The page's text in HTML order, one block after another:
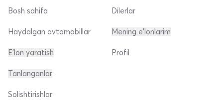
Bosh sahifa
Haydalgan avtomobillar
E'lon yaratish
Dilerlar
Mening e'lonlarim
Profil
Tanlanganlar
Solishtirishlar